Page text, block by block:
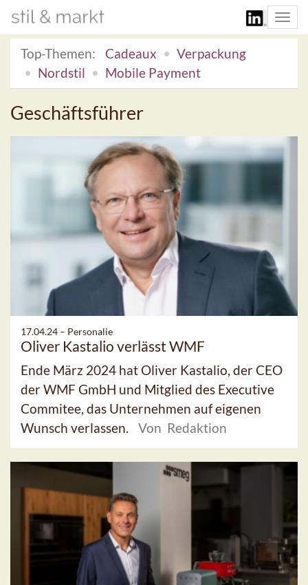
Top-Themen:
Cadeaux
Verpackung
Nordstil
Mobile Payment
Geschäftsführer
17.04.24 – Personalie
Oliver Kastalio verlässt WMF
Ende März 2024 hat Oliver Kastalio, der CEO
der WMF GmbH und Mitglied des Executive
Commitee, das Unternehmen auf eigenen
Wunsch verlassen.
Von Redaktion